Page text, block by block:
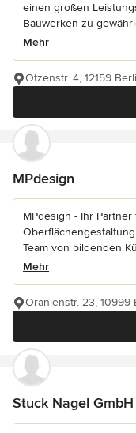
einen großen
Bauwerken zu
Mehr
Otzenstr. 4, 12159
MPdesign
MPdesign - Ihr
Team von bildenden
Mehr
Oranienstr. 23, 10999
Stuck Nagel GmbH